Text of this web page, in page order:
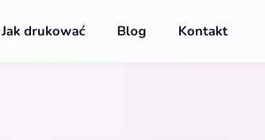
Jak drukować Blog Kontakt